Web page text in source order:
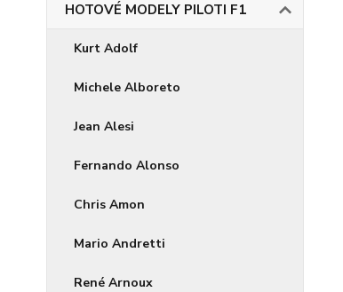
HOTOVÉ MODELY PILOTI F1
Kurt Adolf
Michele Alboreto
Jean Alesi
Fernando Alonso
Chris Amon
Mario Andretti
René Arnoux